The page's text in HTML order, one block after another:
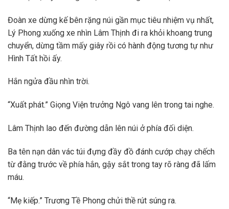
Đoàn xe dừng kế bên rặng núi gần mục tiêu nhiệm vụ nhất,
Lý Phong xuống xe nhìn Lâm Thịnh đi ra khỏi khoang trung
chuyển, dừng tầm mấy giây rồi có hành động tương tự như
Hình Tất hồi ấy.
Hắn ngửa đầu nhìn trời.
“Xuất phát.” Giọng Viện trưởng Ngô vang lên trong tai nghe.
Lâm Thịnh lao đến đường dẫn lên núi ở phía đối diện.
Ba tên nạn dân vác túi đựng đầy đồ đánh cướp chạy chếch
từ đằng trước về phía hắn, gậy sắt trong tay rõ ràng đã lấm
máu.
“Mẹ kiếp.” Trương Tề Phong chửi thề rút súng ra.